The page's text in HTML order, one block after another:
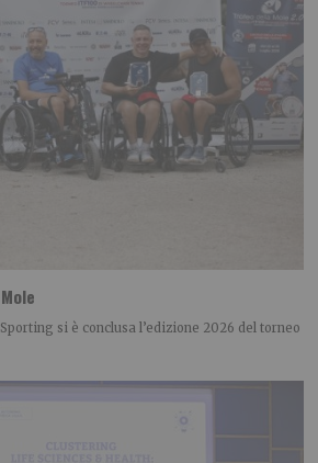
si è conclusa l’edizione 2026 del torneo